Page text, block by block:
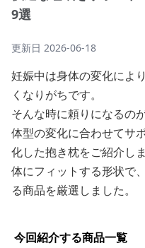
9選
更新日 2026-06-18
妊娠中は身体の変化によ
くなりがちです。
そんな時に頼りになるの
体型の変化に合わせてサ
化した抱き枕をご紹介しま
体にフィットする形状で
る商品を厳選しました。
今回紹介する商品一覧